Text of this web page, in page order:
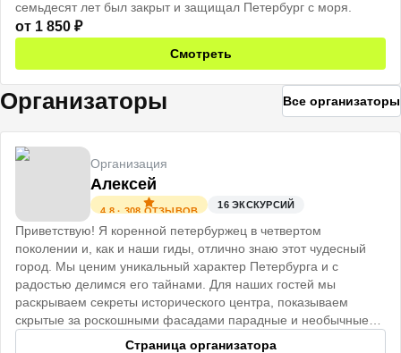
семьдесят лет был закрыт и защищал Петербург с моря.
от 1 850 ₽
Смотреть
Организаторы Все организаторы
Организация
Алексей
4.8· 308 ОТЗЫВОВ
16ЭКСКУРСИЙ
Приветствую! Я коренной петербуржец в четвертом
поколении и, как и наши гиды, отлично знаю этот чудесный
город. Мы ценим уникальный характер Петербурга и с
радостью делимся его тайнами. Для наших гостей мы
раскрываем секреты исторического центра, показываем
скрытые за роскошными фасадами парадные и необычные
Страница организатора